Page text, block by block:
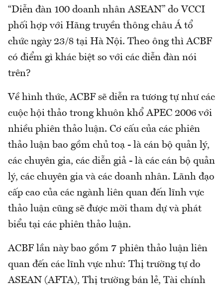
“Diễn đàn 100 doanh nhân ASEAN” do VCCI
phối hợp với Hãng truyền thông châu Á tổ
chức ngày 23/8 tại Hà Nội. Theo ông thì ACBF
có điểm gì khác biệt so với các diễn đàn nói
trên?
Về hình thức, ACBF sẽ diễn ra tương tự như các
cuộc hội thảo trong khuôn khổ APEC 2006 với
nhiều phiên thảo luận. Cơ cấu của các phiên
thảo luận bao gồm chủ toạ - là cán bộ quản lý,
các chuyên gia, các diễn giả - là các cán bộ quản
lý, các chuyên gia và các doanh nhân. Lãnh đạo
cấp cao của các ngành liên quan đến lĩnh vực
thảo luận cũng sẽ được mời tham dự và phát
biểu tại các phiên thảo luận.
ACBF lần này bao gồm 7 phiên thảo luận liên
quan đến các lĩnh vực như: Thị trường tự do
ASEAN (AFTA), Thị trường bán lẻ, Tài chính